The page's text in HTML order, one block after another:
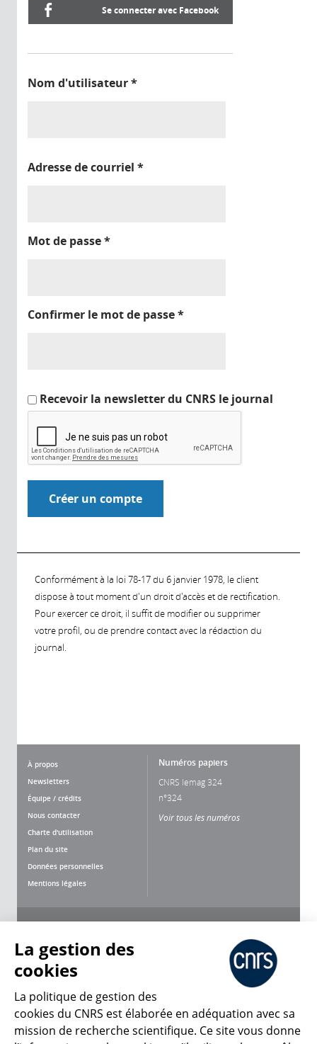
Se connecter avec Facebook
Nom d'utilisateur*
Adresse de courriel *
Mot de passe*
Confirmer le mot de passe*
Recevoir la newsletter du CNRS le journal
Conformément à la loi 78-17 du 6 janvier 1978, le client
dispose à tout moment d'un droit d'accès et de rectification.
Pour exercer ce droit, il suffit de modifier ou supprimer
votre profil, ou de prendre contact avec la rédaction du
journal.
À propos
Newsletters
Équipe / crédits
Nous contacter
Charte d'utilisation
Plan du site
Données personnelles
Mentions légales
Numéros papiers
CNRS lemag 324
n°324
Voir tous les numéros
CNRS Le Mag
La gestion des
cookies
La politique de gestion des
cookies du CNRS est élaborée en adéquation avec sa
mission de recherche scientifique. Ce site vous donne